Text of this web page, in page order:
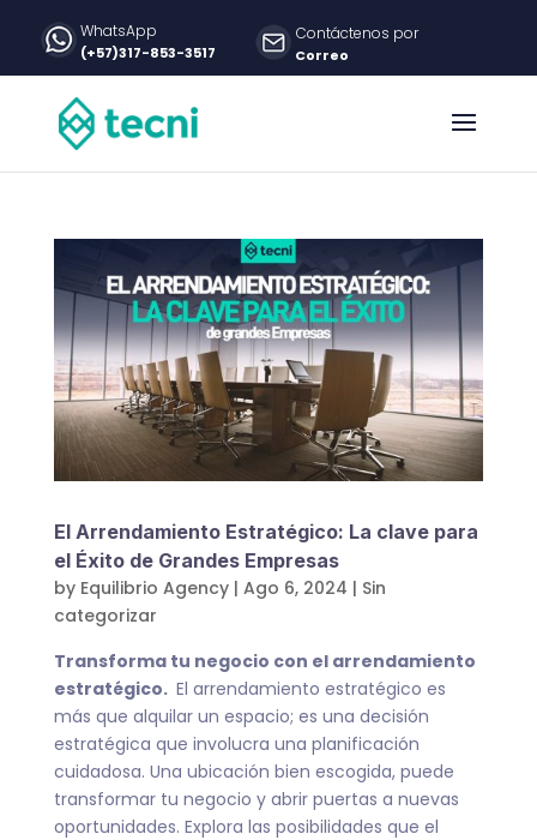
WhatsApp
(+57)317-853-3517
Contáctenos por
Correo
El Arrendamiento Estratégico: La clave para
el Éxito de Grandes Empresas
by Equilibrio Agency| Ago 6, 2024 | Sin
categorizar
Transforma tu negocio con el arrendamiento
estratégico. El arrendamiento estratégico es
más que alquilar un espacio; es una decisión
estratégica que involucra una planificación
cuidadosa. Una ubicación bien escogida, puede
transformar tu negocio y abrir puertas a nuevas
oportunidades. Explora las posibilidades que el